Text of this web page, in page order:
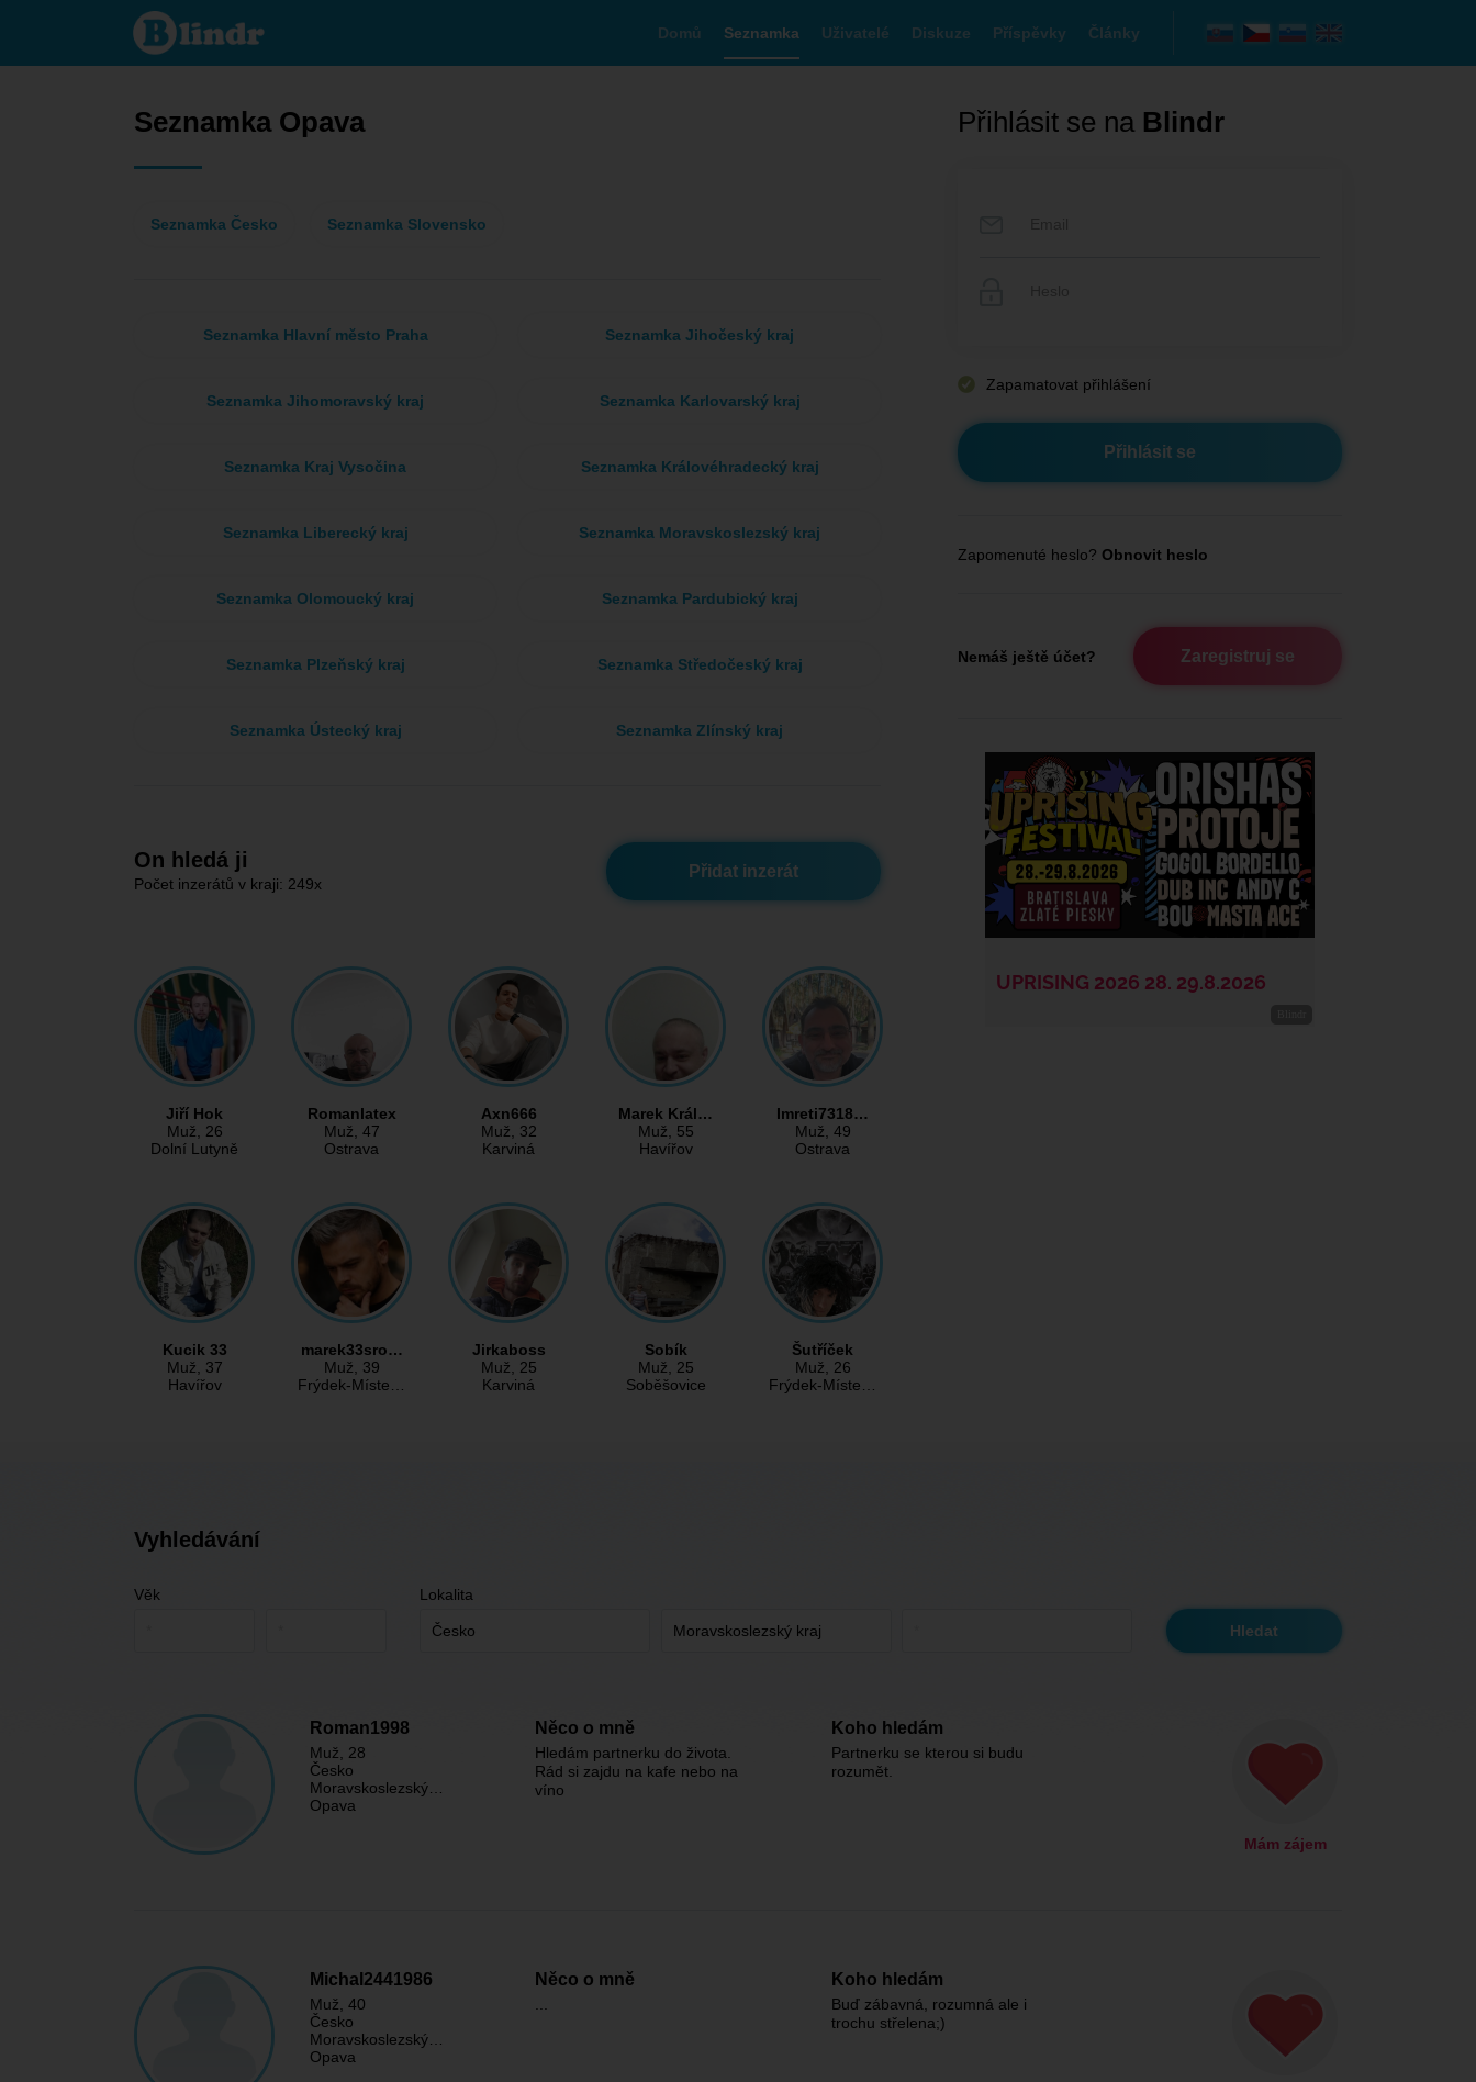
Seznamka
- On
hledá ji
Domů Seznamka Uživatelé Diskuze Příspěvky Články
Seznamka Opava
Seznamka Česko Seznamka Slovensko
Seznamka Hlavní město Praha Seznamka Jihočeský kraj
Seznamka Jihomoravský kraj Seznamka Karlovarský kraj
Seznamka Kraj Vysočina Seznamka Královéhradecký kraj
Seznamka Liberecký kraj Seznamka Moravskoslezský kraj
Seznamka Olomoucký kraj Seznamka Pardubický kraj
Seznamka Plzeňský kraj Seznamka Středočeský kraj
Seznamka Ústecký kraj Seznamka Zlínský kraj
Přidat inzerát
On hledá ji
Počet inzerátů v kraji: 249x
Jiří Hok
Muž, 26
Dolní Lutyně
Romanlatex
Muž, 47
Ostrava
Axn666
Muž, 32
Karviná
Marek Král…
Muž, 55
Havířov
Imreti7318…
Muž, 49
Ostrava
Kucik 33
Muž, 37
Havířov
marek33sro…
Muž, 39
Frýdek-Míste…
Jirkaboss
Muž, 25
Karviná
Sobík
Muž, 25
Soběšovice
Šutříček
Muž, 26
Frýdek-Míste…
Přihlásit se na Blindr
Zapamatovat přihlášení
Zapomenuté heslo? Obnovit heslo
Nemáš ještě účet? Zaregistruj se
Vyhledávání
Věk Lokalita
Roman1998
Muž , 28
Česko
Moravskoslezský…
Opava
Něco o mně
Hledám partnerku do života.
Rád si zajdu na kafe nebo na
víno
Koho hledám
Partnerku se kterou si budu
rozumět.
Mám zájem
Michal2441986
Muž , 40
Česko
Moravskoslezský…
Opava
Něco o mně Koho hledám
Buď zábavná, rozumná ale i
trochu střelena;)